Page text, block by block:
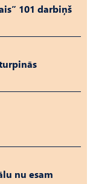
101 darbiņš
nu esam